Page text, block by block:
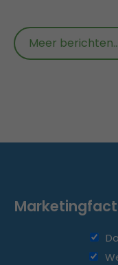
Meer berichten...